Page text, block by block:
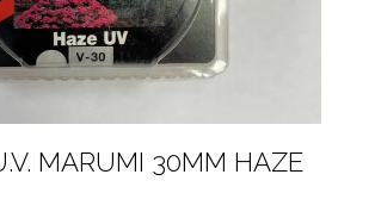
MARUMI 30MM HAZE